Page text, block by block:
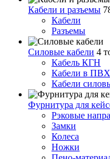
Кабели и разъемы
Кабели
Разъемы
Силовые кабели 4
Кабель КГН
Кабели в ПВХ
Кабели
Фурнитура для
Рэковые
Замки
Колеса
Ножки